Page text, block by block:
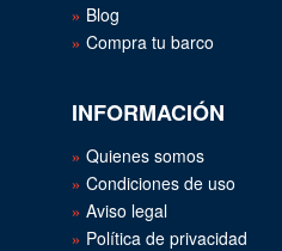
Blog
Compra tu barco
INFORMACIÓN
Quienes somos
Condiciones de uso
Aviso legal
Política de privacidad